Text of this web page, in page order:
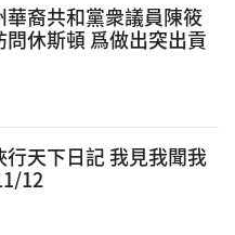
華裔共和黨衆議員陳筱
斯頓 爲做出突出貢
行天下日記 我見我聞我
12